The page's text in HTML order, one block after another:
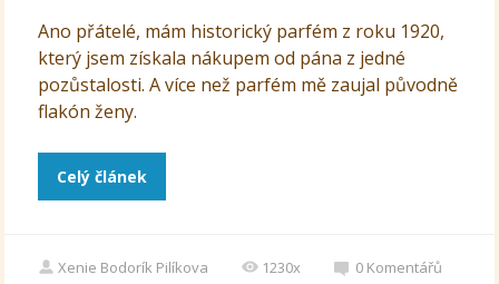
Ano přátelé, mám historický parfém z roku 1920,
který jsem získala nákupem od pána z jedné
pozůstalosti. A více než parfém mě zaujal původně
flakón ženy.
Celý článek
Xenie Bodorík Pilíkova 1230x 0 Komentářů